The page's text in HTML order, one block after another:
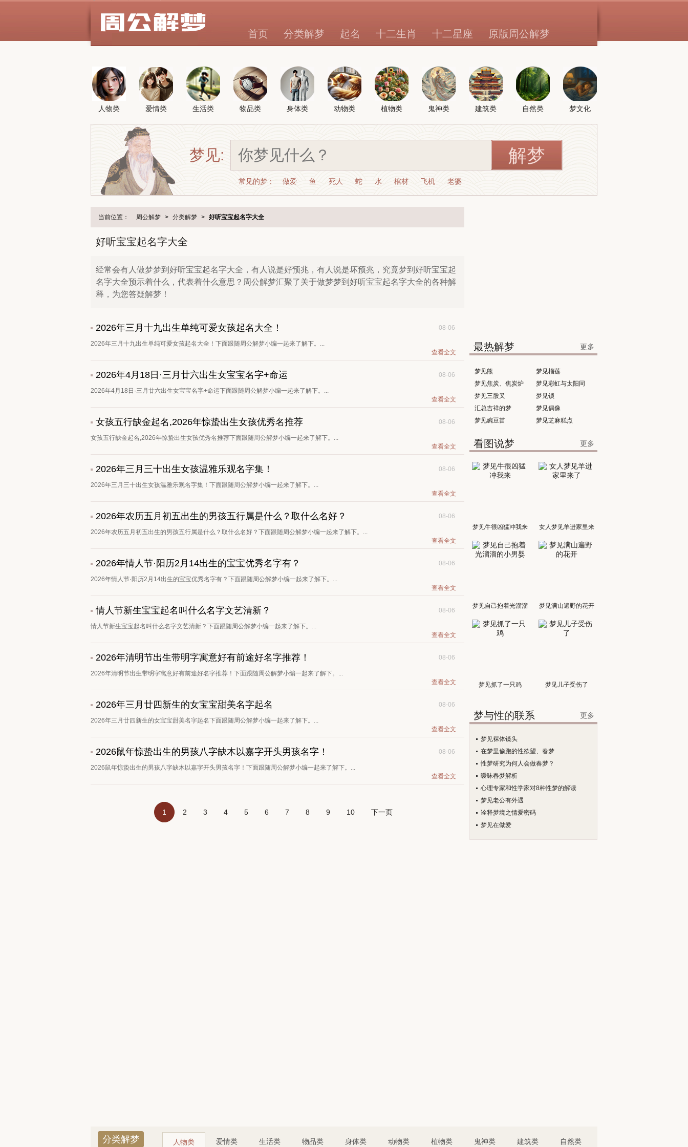
首页 分类解梦 起名 十二生肖 十二星座 原版周公解梦
人物类 爱情类 生活类 物品类 身体类 动物类 植物类 鬼神类 建筑类 自然类 梦文化
梦见:
常见的梦： 做爱 鱼 死人 蛇 水 棺材 飞机 老婆
当前位置： 周公解梦 > 分类解梦 > 好听宝宝起名字大全
好听宝宝起名字大全
经常会有人做梦梦到好听宝宝起名字大全，有人说是好预兆，有人说是坏预兆，究竟梦到好听宝宝起
名字大全预示着什么，代表着什么意思？周公解梦汇聚了关于做梦梦到好听宝宝起名字大全的各种解
释，为您答疑解梦！
2026年三月十九出生单纯可爱女孩起名大全！ 08-06
2026年三月十九出生单纯可爱女孩起名大全！下面跟随周公解梦小编一起来了解下。...
查看全文
2026年4月18日·三月廿六出生女宝宝名字+命运 08-06
2026年4月18日·三月廿六出生女宝宝名字+命运下面跟随周公解梦小编一起来了解下。...
查看全文
女孩五行缺金起名,2026年惊蛰出生女孩优秀名推荐 08-06
女孩五行缺金起名,2026年惊蛰出生女孩优秀名推荐下面跟随周公解梦小编一起来了解下。...
查看全文
2026年三月三十出生女孩温雅乐观名字集！ 08-06
2026年三月三十出生女孩温雅乐观名字集！下面跟随周公解梦小编一起来了解下。...
查看全文
2026年农历五月初五出生的男孩五行属是什么？取什么名好？ 08-06
2026年农历五月初五出生的男孩五行属是什么？取什么名好？下面跟随周公解梦小编一起来了解下。...
查看全文
2026年情人节·阳历2月14出生的宝宝优秀名字有？ 08-06
2026年情人节·阳历2月14出生的宝宝优秀名字有？下面跟随周公解梦小编一起来了解下。...
查看全文
情人节新生宝宝起名叫什么名字文艺清新？ 08-06
情人节新生宝宝起名叫什么名字文艺清新？下面跟随周公解梦小编一起来了解下。...
查看全文
2026年清明节出生带明字寓意好有前途好名字推荐！ 08-06
2026年清明节出生带明字寓意好有前途好名字推荐！下面跟随周公解梦小编一起来了解下。...
查看全文
2026年三月廿四新生的女宝宝甜美名字起名 08-06
2026年三月廿四新生的女宝宝甜美名字起名下面跟随周公解梦小编一起来了解下。...
查看全文
2026鼠年惊蛰出生的男孩八字缺木以嘉字开头男孩名字！ 08-06
2026鼠年惊蛰出生的男孩八字缺木以嘉字开头男孩名字！下面跟随周公解梦小编一起来了解下。...
查看全文
1 2 3 4 5 6 7 8 9 10 下一页
最热解梦 更多
梦见熊
梦见榴莲
梦见焦炭、焦炭炉
梦见彩虹与太阳同
时出现
梦见三股叉
梦见锁
汇总吉祥的梦
梦见偶像
梦见豌豆苗
梦见芝麻糕点
看图说梦 更多
梦见牛很凶猛冲我来 女人梦见羊进家里来
了
梦见自己抱着光溜溜
的小男婴
梦见满山遍野的花开
梦见抓了一只鸡 梦见儿子受伤了
梦与性的联系 更多
梦见裸体镜头
在梦里偷跑的性欲望、春梦
性梦研究为何人会做春梦？
暧昧春梦解析
心理专家和性学家对8种性梦的解读
梦见老公有外遇
诠释梦境之情爱密码
梦见在做爱
分类解梦 人物类 爱情类 生活类 物品类 身体类 动物类 植物类 鬼神类 建筑类 自然类